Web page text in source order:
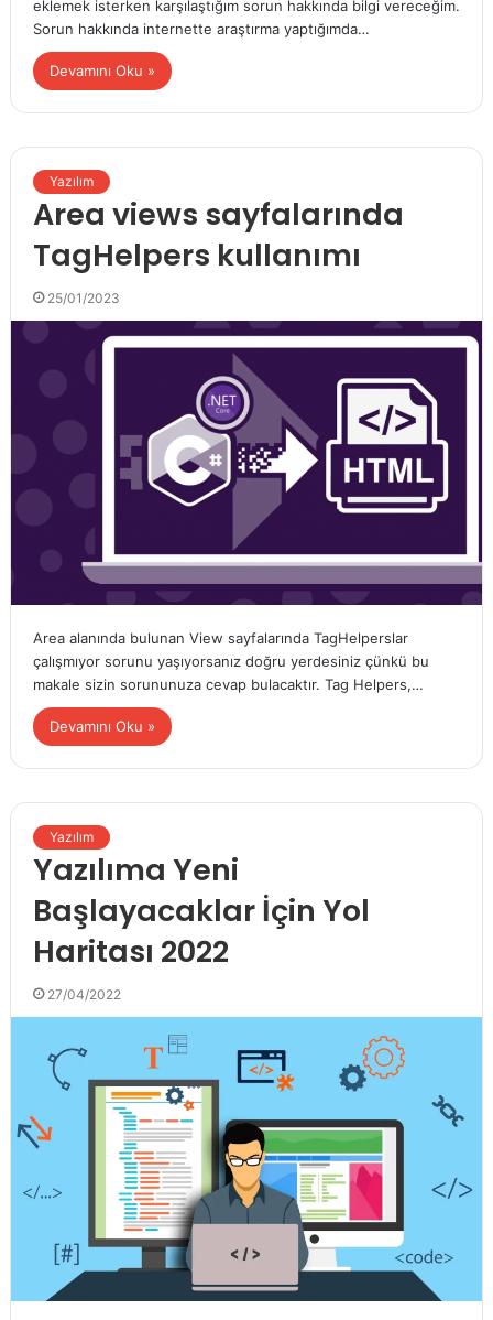
eklemek isterken karşılaştığım sorun hakkında bilgi vereceğim.
Sorun hakkında internette araştırma yaptığımda…
Devamını Oku »
Yazılım
Area views sayfalarında
TagHelpers kullanımı
25/01/2023
Area alanında bulunan View sayfalarında TagHelperslar
çalışmıyor sorunu yaşıyorsanız doğru yerdesiniz çünkü bu
makale sizin sorununuza cevap bulacaktır. Tag Helpers,…
Devamını Oku »
Yazılım
Yazılıma Yeni
Başlayacaklar İçin Yol
Haritası 2022
27/04/2022